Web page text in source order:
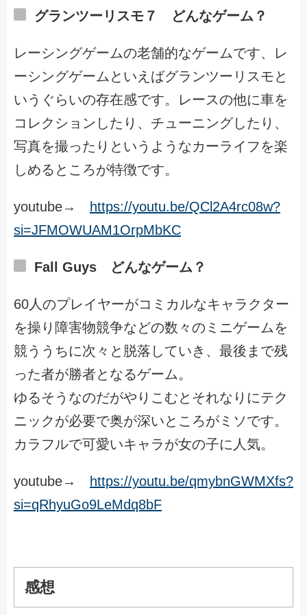
グランツーリスモ７ どんなゲーム？
レーシングゲームの老舗的なゲームです、レ
ーシングゲームといえばグランツーリスモと
いうぐらいの存在感です。レースの他に車を
コレクションしたり、チューニングしたり、
写真を撮ったりというようなカーライフを楽
しめるところが特徴です。
youtube→ https://youtu.be/QCl2A4rc08w?
si=JFMOWUAM1OrpMbKC
Fall Guys どんなゲーム？
60人のプレイヤーがコミカルなキャラクター
を操り障害物競争などの数々のミニゲームを
競ううちに次々と脱落していき、最後まで残
った者が勝者となるゲーム。
ゆるそうなのだがやりこむとそれなりにテク
ニックが必要で奥が深いところがミソです。
カラフルで可愛いキャラが女の子に人気。
youtube→ https://youtu.be/qmybnGWMXfs?
si=qRhyuGo9LeMdq8bF
感想